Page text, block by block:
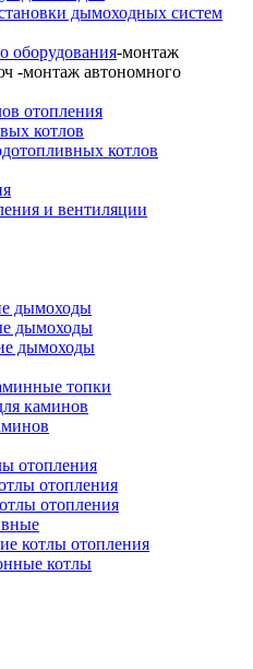
дымоходных систем
оборудования-монтаж
-монтаж автономного
отопления
котлов
котлов
и вентиляции
дымоходы
дымоходы
дымоходы
топки
каминов
отопления
отопления
отопления
котлы отопления
котлы